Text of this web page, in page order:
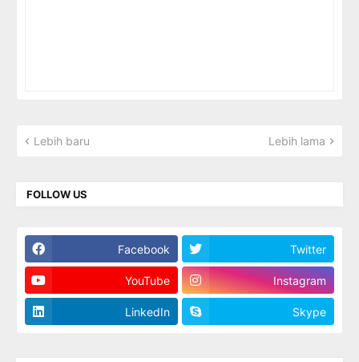
Lebih baru Lebih lama
FOLLOW US
Facebook Twitter
YouTube Instagram
LinkedIn Skype